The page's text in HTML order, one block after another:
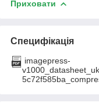
Приховати
Специфікація
imagepress-